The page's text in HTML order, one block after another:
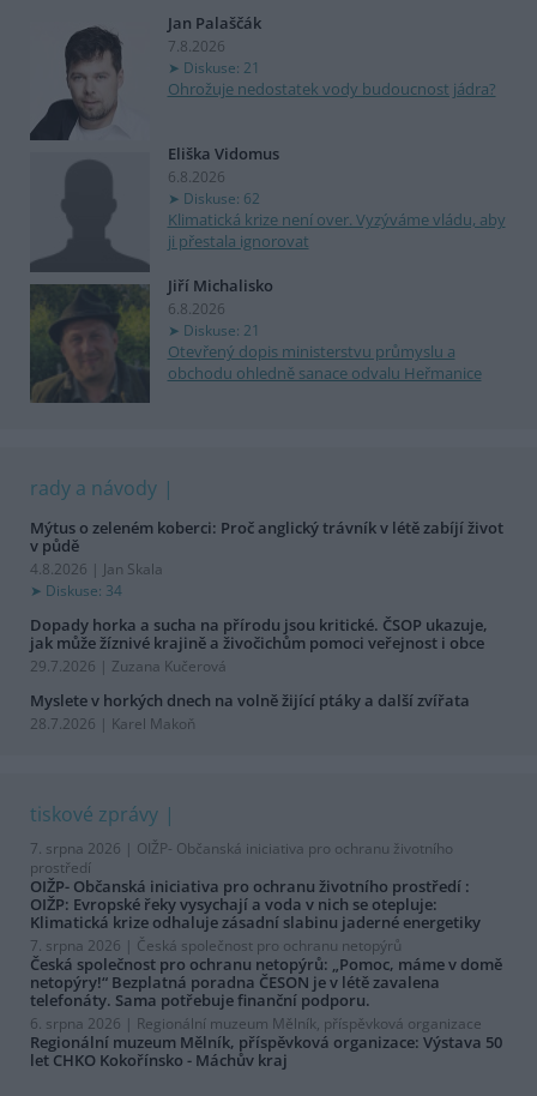
Jan Palaščák
7.8.2026
Diskuse: 21
Ohrožuje nedostatek vody budoucnost jádra?
Eliška Vidomus
6.8.2026
Diskuse: 62
Klimatická krize není over. Vyzýváme vládu, aby
ji přestala ignorovat
Jiří Michalisko
6.8.2026
Diskuse: 21
Otevřený dopis ministerstvu průmyslu a
obchodu ohledně sanace odvalu Heřmanice
rady a návody
Mýtus o zeleném koberci: Proč anglický trávník v létě zabíjí život
v půdě
4.8.2026 | Jan Skala
Diskuse: 34
Dopady horka a sucha na přírodu jsou kritické. ČSOP ukazuje,
jak může žíznivé krajině a živočichům pomoci veřejnost i obce
29.7.2026 | Zuzana Kučerová
Myslete v horkých dnech na volně žijící ptáky a další zvířata
28.7.2026 | Karel Makoň
tiskové zprávy
7. srpna 2026 | OIŽP- Občanská iniciativa pro ochranu životního
prostředí
OIŽP- Občanská iniciativa pro ochranu životního prostředí :
OIŽP: Evropské řeky vysychají a voda v nich se otepluje:
Klimatická krize odhaluje zásadní slabinu jaderné energetiky
7. srpna 2026 | Česká společnost pro ochranu netopýrů
Česká společnost pro ochranu netopýrů: „Pomoc, máme v domě
netopýry!“ Bezplatná poradna ČESON je v létě zavalena
telefonáty. Sama potřebuje finanční podporu.
6. srpna 2026 | Regionální muzeum Mělník, příspěvková organizace
Regionální muzeum Mělník, příspěvková organizace: Výstava 50
let CHKO Kokořínsko - Máchův kraj